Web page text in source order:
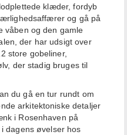
klæder, fordyb
og gå på
våben og den gamle
der har udsigt over
store gobeliner,
der stadig bruges til
du gå en tur rundt om
arkitektoniske detaljer
i Rosenhaven på
dagens øvelser hos